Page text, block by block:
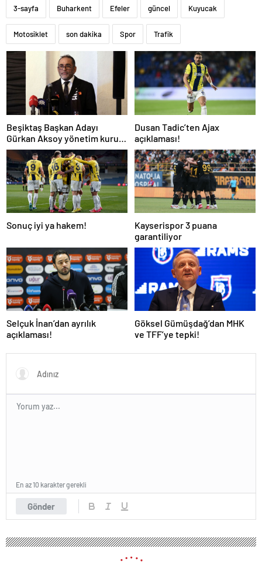
3-sayfa Buharkent Efeler güncel Kuyucak
Motosiklet son dakika Spor Trafik
Beşiktaş Başkan Adayı
Gürkan Aksoy yönetim kurulu
listesini tanıttı
Dusan Tadic’ten Ajax
açıklaması!
Sonuç iyi ya hakem!
Kayserispor 3 puana
garantiliyor
Selçuk İnan’dan ayrılık
açıklaması!
Göksel Gümüşdağ’dan MHK
ve TFF’ye tepki!
Gönder
En az 10 karakter gerekli